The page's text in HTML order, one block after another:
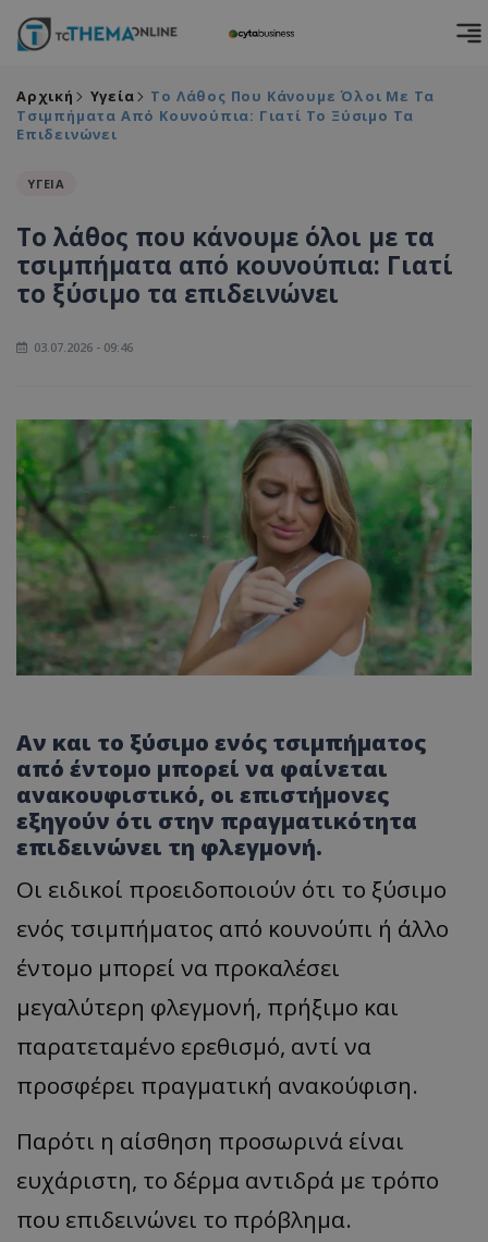
Αρχική Υγεία
Το Λάθος Που Κάνουμε Όλοι Με Τα
Τσιμπήματα Από Κουνούπια: Γιατί Το Ξύσιμο Τα
Επιδεινώνει
ΥΓΕΙΑ
Το λάθος που κάνουμε όλοι με τα
τσιμπήματα από κουνούπια: Γιατί
το ξύσιμο τα επιδεινώνει
03.07.2026 - 09:46
Αν και το ξύσιμο ενός τσιμπήματος
από έντομο μπορεί να φαίνεται
ανακουφιστικό, οι επιστήμονες
εξηγούν ότι στην πραγματικότητα
επιδεινώνει τη φλεγμονή.
Οι ειδικοί προειδοποιούν ότι το ξύσιμο
ενός τσιμπήματος από κουνούπι ή άλλο
έντομο μπορεί να προκαλέσει
μεγαλύτερη φλεγμονή, πρήξιμο και
παρατεταμένο ερεθισμό, αντί να
προσφέρει πραγματική ανακούφιση.
Παρότι η αίσθηση προσωρινά είναι
ευχάριστη, το δέρμα αντιδρά με τρόπο
που επιδεινώνει το πρόβλημα.